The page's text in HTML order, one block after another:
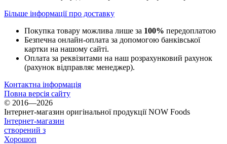
Більше інформації про доставку
Покупка товару можлива лише за 100% передоплатою
Безпечна онлайн-оплата за допомогою банківської
картки на нашому сайті.
Оплата за реквізитами на наш розрахунковий рахунок
(рахунок відправляє менеджер).
Контактна інформація
Повна версія сайту
© 2016—2026
Інтернет-магазин оригінальної продукції NOW Foods
Інтернет-магазин
створений з
Хорошоп